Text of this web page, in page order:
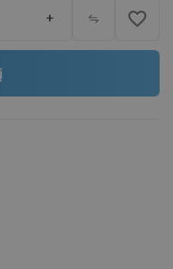
+ favorite_border